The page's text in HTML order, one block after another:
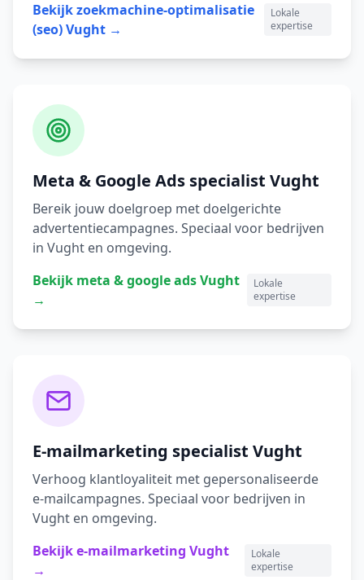
Bekijkzoekmachine-optimalisatie
(seo)Vught →
Lokale
expertise
Meta & Google Ads specialist Vught
Bereik jouw doelgroep met doelgerichte
advertentiecampagnes. Speciaal voor bedrijven
in Vught en omgeving.
Bekijk meta & google adsVught
→
Lokale
expertise
E-mailmarketing specialist Vught
Verhoog klantloyaliteit met gepersonaliseerde
e-mailcampagnes. Speciaal voor bedrijven in
Vught en omgeving.
Bekijke-mailmarketing Vught
→
Lokale
expertise